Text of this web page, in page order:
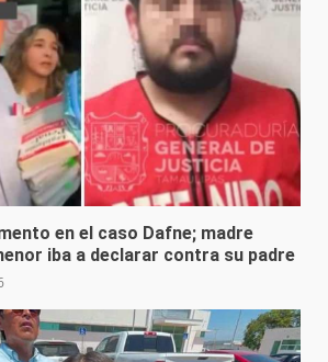
en el caso Dafne; madre
iba a declarar contra su padre